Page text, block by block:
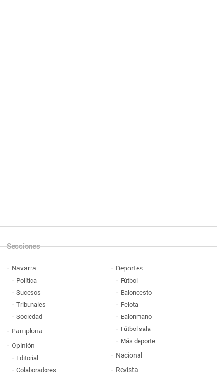
Secciones
Navarra
Política
Sucesos
Tribunales
Sociedad
Pamplona
Opinión
Editorial
Colaboradores
Deportes
Fútbol
Baloncesto
Pelota
Balonmano
Fútbol sala
Más deporte
Nacional
Revista